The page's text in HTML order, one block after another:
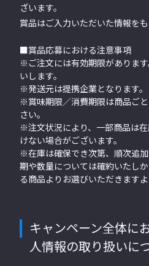
ざいます。
賞品はご入力いただいた情報をも
■賞品応募における注意事項
※ご注文には有効期限があります
いします。
※発送元は提携企業となります。
※賞味期限／消費期限は商品ご
さい。
※注文状況により、一部商品は
けない場合がございます。
※在庫は確保でき次第、順次追
期や数量については確約いたし
る商品よりお選びいただきますよ
キャンペーン全体に
人情報の取り扱いに